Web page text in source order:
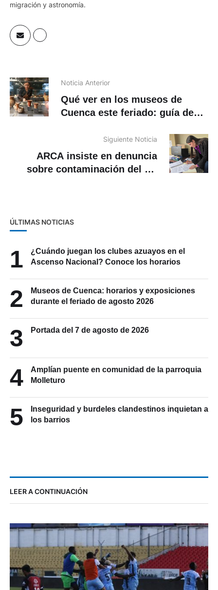
migración y astronomía.
Noticia Anterior
Qué ver en los museos de
Cuenca este feriado: guía de
Siguiente Noticia
ARCA insiste en denuncia
sobre contaminación del río
ÚLTIMAS NOTICIAS
1
¿Cuándo juegan los clubes azuayos en el
Ascenso Nacional? Conoce los horarios
2
Museos de Cuenca: horarios y exposiciones
durante el feriado de agosto 2026
3 Portada del 7 de agosto de 2026
4
Amplían puente en comunidad de la parroquia
Molleturo
5
Inseguridad y burdeles clandestinos inquietan a
los barrios
LEER A CONTINUACIÓN